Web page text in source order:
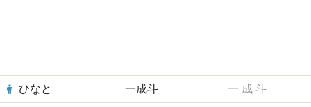
ひなと 一成斗 一 成 斗